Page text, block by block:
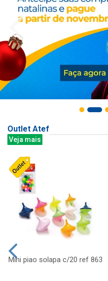
Outlet Atef
Veja mais
Mini piao solapa c/20 ref 863